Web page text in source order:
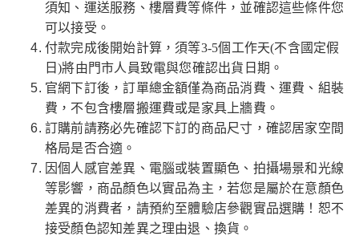
須知、運送服務、樓層費等條件，並確認這些條件您
可以接受。
付款完成後開始計算，須等3-5個工作天(不含國定假
日)將由門市人員致電與您確認出貨日期。
官網下訂後，訂單總金額僅為商品消費、運費、組裝
費，不包含樓層搬運費或是家具上牆費。
訂購前請務必先確認下訂的商品尺寸，確認居家空間
格局是否合適。
因個人感官差異、電腦或裝置顯色、拍攝場景和光線
等影響，商品顏色以實品為主，若您是屬於在意顏色
差異的消費者，請預約至體驗店參觀實品選購！恕不
接受顏色認知差異之理由退、換貨。